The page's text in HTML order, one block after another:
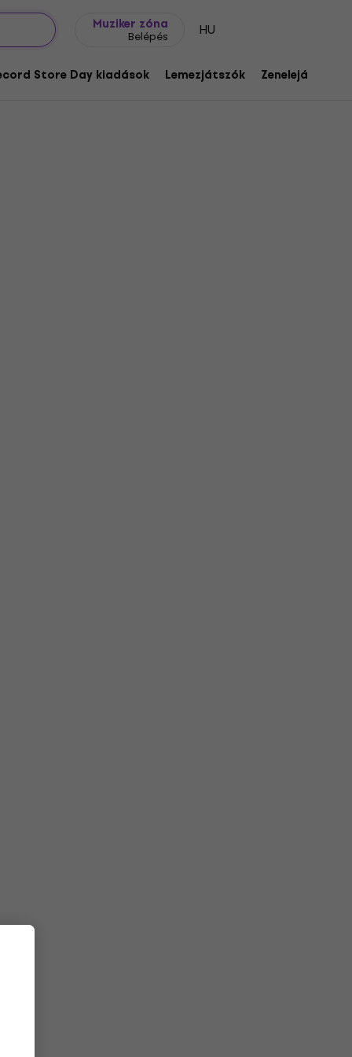
Muziker zóna
Belépés HU
Store Day kiadások Lemezjátszók Zenelejátszók